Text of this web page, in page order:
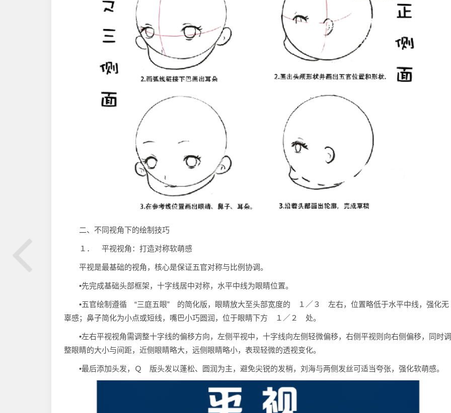
二、不同视角下的绘制技巧
１． 平视视角：打造对称软萌感
平视是最基础的视角，核心是保证五官对称与比例协调。
•先完成基础头部框架，十字线居中对称，水平中线为眼睛位置。
•五官绘制遵循 “三庭五眼” 的简化版，眼睛放大至头部宽度的 １／３ 左右，位置略低于水平中线，强化无
辜感；鼻子简化为小点或短线，嘴巴小巧圆润，位于眼睛下方 １／２ 处。
•左右平视视角需调整十字线的偏移方向，左侧平视中，十字线向左侧轻微偏移，右侧平视则向右侧偏移，同时调
整眼睛的大小与间距，近侧眼睛略大，远侧眼睛略小，表现轻微的透视变化。
•最后添加头发，Ｑ 版头发以蓬松、圆润为主，避免尖锐的发梢，刘海与两侧发丝可适当夸张，强化软萌感。